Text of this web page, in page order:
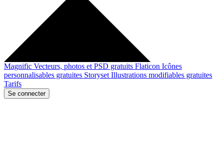
Magnific Vecteurs, photos et PSD gratuits Flaticon Icônes
personnalisables gratuites Storyset Illustrations modifiables gratuites
Tarifs
Se connecter